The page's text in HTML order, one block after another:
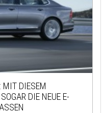
MIT DIESEM
DIE NEUE E-